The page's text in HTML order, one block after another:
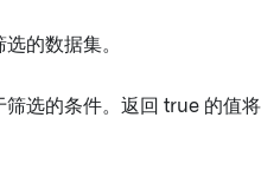
的数据集。
选的条件。返回 true 的值将